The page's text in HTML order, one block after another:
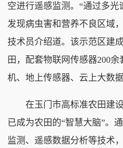
空进行遥感监测。“通过多
发现病虫害和营养不良区域
技术员介绍道。该示范区建
田，配套物联网传感器200
机、地上传感器、云上大数
在玉门市高标准农田建设
已成为农田的“智慧大脑”。
监测、遥感数据分析等技术